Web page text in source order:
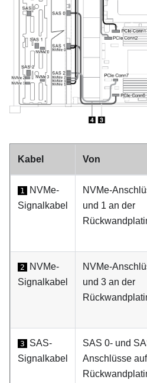
Kabel Von
1
NVMe-
Signalkabel
NVMe-
und 1 an der
2
NVMe-
Signalkabel
NVMe-
und 3 an der
3
SAS-
Signalkabel
SAS 0- und
Anschlüsse